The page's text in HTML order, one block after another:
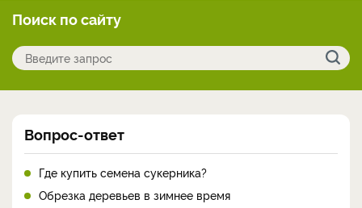
Поиск по сайту
Вопрос-ответ
Где купить семена сукерника?
Обрезка деревьев в зимнее время